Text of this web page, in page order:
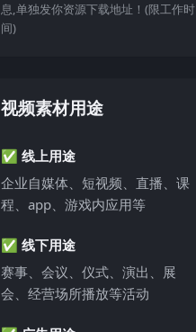
息,单独发你资源下载地址！(限工作时
间)
视频素材用途
✅ 线上用途
企业自媒体、短视频、直播、课
程、app、游戏内应用等
✅ 线下用途
赛事、会议、仪式、演出、展
会、经营场所播放等活动